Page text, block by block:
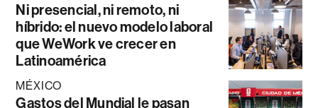
Ni presencial, ni remoto, ni
híbrido: el nuevo modelo laboral
que WeWork ve crecer en
Latinoamérica
MÉXICO
Gastos del Mundial le pasan